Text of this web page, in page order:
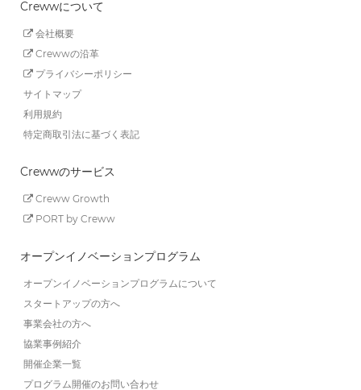
Crewwについて
会社概要
Crewwの沿革
プライバシーポリシー
サイトマップ
利用規約
特定商取引法に基づく表記
Crewwのサービス
Creww Growth
PORT by Creww
オープンイノベーションプログラム
オープンイノベーションプログラムについて
スタートアップの方へ
事業会社の方へ
協業事例紹介
開催企業一覧
プログラム開催のお問い合わせ